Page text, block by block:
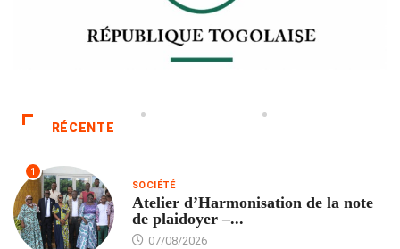
RÉCENTE
1
SOCIÉTÉ
Atelier d’Harmonisation de la note
de plaidoyer –...
07/08/2026